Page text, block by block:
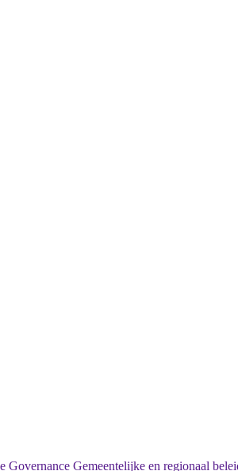
Governance Gemeentelijke en regionaal